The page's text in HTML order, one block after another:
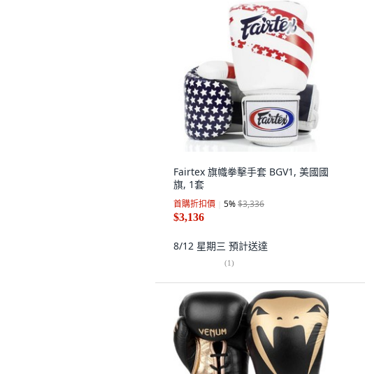
Fairtex 旗幟拳擊手套 BGV1, 美國國
旗, 1套
首購折扣價 5%$3,336
$3,136
8/12 星期三 預計送達
(1)